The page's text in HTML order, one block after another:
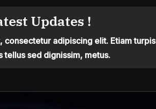
Updates !
consectetur adipiscing elit. Etiam turpis
tellus sed dignissim, metus.